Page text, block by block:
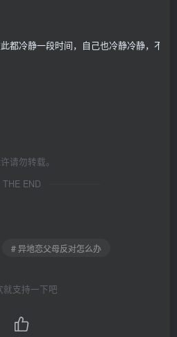
都冷静一段时间，自己也冷静冷静，不
请勿转载。
THE END
# 异地恋父母反对怎么办
就支持一下吧